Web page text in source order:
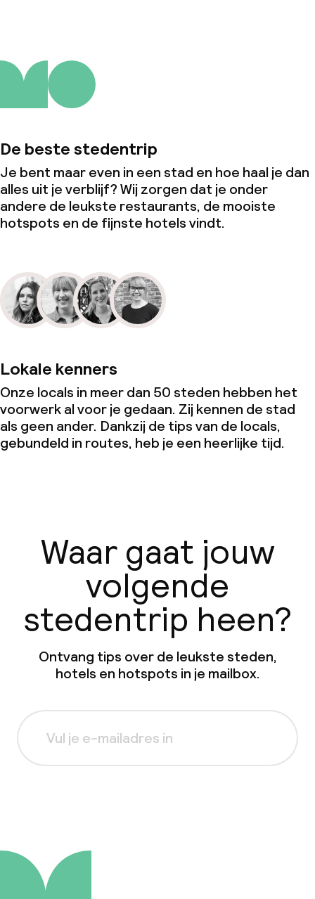
De beste stedentrip
Je bent maar even in een stad en hoe haal je dan
alles uit je verblijf? Wij zorgen dat je onder
andere de leukste restaurants, de mooiste
hotspots en de fijnste hotels vindt.
Lokale kenners
Onze locals in meer dan 50 steden hebben het
voorwerk al voor je gedaan. Zij kennen de stad
als geen ander. Dankzij de tips van de locals,
gebundeld in routes, heb je een heerlijke tijd.
Waar gaat jouw
volgende
stedentrip heen?
Ontvang tips over de leukste steden,
hotels en hotspots in je mailbox.